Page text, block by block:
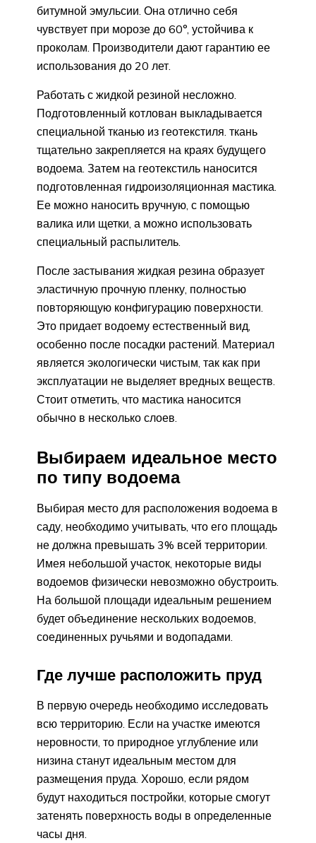
битумной эмульсии. Она отлично себя
чувствует при морозе до 60°, устойчива к
проколам. Производители дают гарантию ее
использования до 20 лет.
Работать с жидкой резиной несложно.
Подготовленный котлован выкладывается
специальной тканью из геотекстиля. ткань
тщательно закрепляется на краях будущего
водоема. Затем на геотекстиль наносится
подготовленная гидроизоляционная мастика.
Ее можно наносить вручную, с помощью
валика или щетки, а можно использовать
специальный распылитель.
После застывания жидкая резина образует
эластичную прочную пленку, полностью
повторяющую конфигурацию поверхности.
Это придает водоему естественный вид,
особенно после посадки растений. Материал
является экологически чистым, так как при
эксплуатации не выделяет вредных веществ.
Стоит отметить, что мастика наносится
обычно в несколько слоев.
Выбираем идеальное место
по типу водоема
Выбирая место для расположения водоема в
саду, необходимо учитывать, что его площадь
не должна превышать 3% всей территории.
Имея небольшой участок, некоторые виды
водоемов физически невозможно обустроить.
На большой площади идеальным решением
будет объединение нескольких водоемов,
соединенных ручьями и водопадами.
Где лучше расположить пруд
В первую очередь необходимо исследовать
всю территорию. Если на участке имеются
неровности, то природное углубление или
низина станут идеальным местом для
размещения пруда. Хорошо, если рядом
будут находиться постройки, которые смогут
затенять поверхность воды в определенные
часы дня.